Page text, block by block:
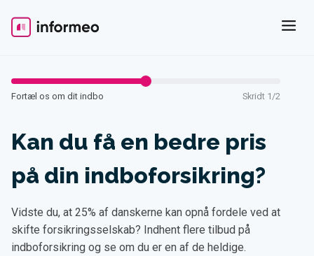
content
Fortæl os om dit indbo Skridt 1/2
Kan du få en bedre pris
på din indboforsikring?
Vidste du, at 25% af danskerne kan opnå fordele ved at
skifte forsikringsselskab? Indhent flere tilbud på
indboforsikring og se om du er en af de heldige.